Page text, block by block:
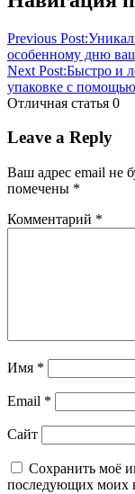
Previous Post:
особенному дню
Next Post:Быстро и
упаковке с
Отличная статья 0
Leave a Reply
Ваш адрес email не
помечены *
Комментарий *
Имя *
Email *
Сайт
Сохранить моё
последующих моих